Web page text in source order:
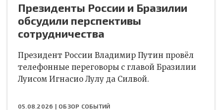
Президенты России и Бразилии
обсудили перспективы
сотрудничества
Президент России Владимир Путин провёл
телефонные переговоры с главой Бразилии
Луисом Игнасио Лулу да Силвой.
05.08.2026 | ОБЗОР СОБЫТИЙ